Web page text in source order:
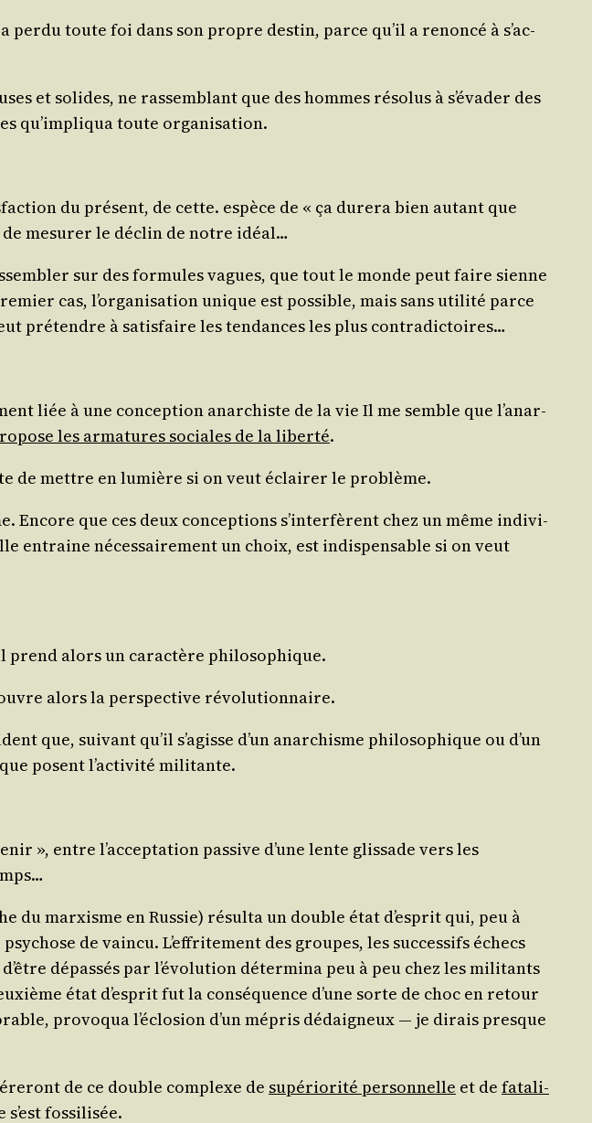
per­du toute foi dans son propre des­tin, parce qu’il a renon­cé à s’ac­
et solides, ne ras­sem­blant que des hommes réso­lus à s’é­va­der des
qu’im­pli­qua toute organisation.
du pré­sent, de cette. espèce de « ça dure­ra bien autant que
mesu­rer le déclin de notre idéal…
sur des for­mules vagues, que tout le monde peut faire sienne
cas, l’or­ga­ni­sa­tion unique est pos­sible, mais sans uti­li­té parce
pré­tendre à satis­faire les ten­dances les plus contradictoires…
liée à une concep­tion anar­chiste de la vie Il me semble que l’a­nar­
les arma­tures sociales de la liber­té.
de mettre en lumière si on veut éclai­rer le problème.
Encore que ces deux concep­tions s’in­ter­fèrent chez un même indi­vi­
entraine néces­sai­re­ment un choix, est indis­pen­sable si on veut
prend alors un carac­tère philosophique.
alors la pers­pec­tive révolutionnaire.
que, sui­vant qu’il s’a­gisse d’un anar­chisme phi­lo­so­phique ou d’un
posent l’ac­ti­vi­té militante.
», entre l’ac­cep­ta­tion pas­sive d’une lente glis­sade vers les
mar­xisme en Rus­sie) résul­ta un double état d’es­prit qui, peu à
de vain­cu. L’ef­fri­te­ment des groupes, les suc­ces­sifs échecs
dépas­sés par l’é­vo­lu­tion déter­mi­na peu à peu chez les mili­tants
état d’es­prit fut la consé­quence d’une sorte de choc en retour
pro­vo­qua l’é­clo­sion d’un mépris dédai­gneux ― je dirais presque
de ce double com­plexe de supé­rio­ri­té per­son­nelle et de fata­li­
fossilisée.